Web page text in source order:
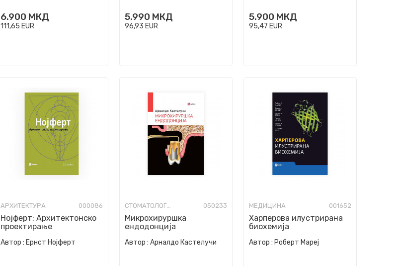
6.900 МКД
111,65 EUR
5.990 МКД
96,93 EUR
5.900 МКД
95,47 EUR
АРХИТЕКТУРА 000086
Нојферт: Архитектонско
проектирање
Автор : Ернст Нојферт
СТОМАТОЛОГИЈА 050233
Микрохируршка
ендодонција
Автор : Арналдо Кастелучи
МЕДИЦИНА 001652
Харперова илустрирана
биохемија
Автор : Роберт Мареј